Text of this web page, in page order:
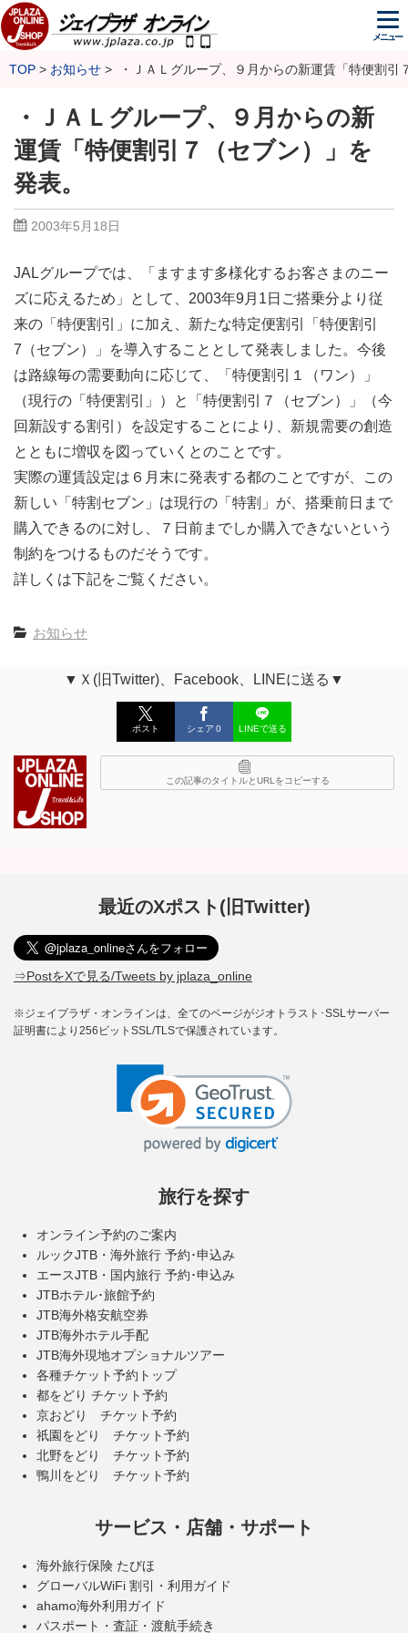
メニュー
TOP お知らせ ・ＪＡＬグループ、９月からの新運賃「特便割
・ＪＡＬグループ、９月からの新
運賃「特便割引７（セブン）」を
発表。
2003年5月18日
JALグループでは、「ますます多様化するお客さまのニー
ズに応えるため」として、2003年9月1日ご搭乗分より従
来の「特便割引」に加え、新たな特定便割引「特便割引
7（セブン）」を導入することとして発表しました。今後
は路線毎の需要動向に応じて、「特便割引１（ワン）」
（現行の「特便割引」）と「特便割引７（セブン）」（今
回新設する割引）を設定することにより、新規需要の創造
とともに増収を図っていくとのことです。
実際の運賃設定は６月末に発表する都のことですが、この
新しい「特割セブン」は現行の「特割」が、搭乗前日まで
購入できるのに対し、７日前までしか購入できないという
制約をつけるものだそうです。
詳しくは下記をご覧ください。
お知らせ
▼Ｘ(旧Twitter)、Facebook、LINEに送る▼
ポスト シェア 0 LINEで送る
この記事のタイトルとURLをコピーする
最近のXポスト(旧Twitter)
⇒PostをXで見る/Tweets by jplaza_online
※ジェイプラザ・オンラインは、全てのページがジオトラスト･SSLサーバー
証明書により256ビットSSL/TLSで保護されています。
旅行を探す
オンライン予約のご案内
ルックJTB・海外旅行 予約･申込み
エースJTB・国内旅行 予約･申込み
JTBホテル･旅館予約
JTB海外格安航空券
JTB海外ホテル手配
JTB海外現地オプショナルツアー
各種チケット予約トップ
都をどり チケット予約
京おどり チケット予約
祇園をどり チケット予約
北野をどり チケット予約
鴨川をどり チケット予約
サービス・店舗・サポート
海外旅行保険 たびほ
グローバルWiFi 割引・利用ガイド
ahamo海外利用ガイド
パスポート・査証・渡航手続き